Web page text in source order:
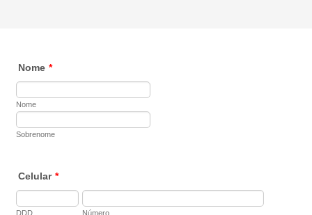
Nome *
Nome
Sobrenome
Celular *
DDD Número